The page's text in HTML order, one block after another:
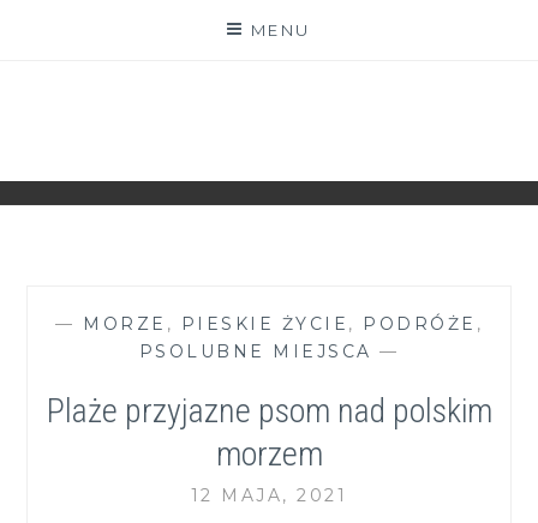
MENU
— MORZE , PIESKIE ŻYCIE , PODRÓŻE ,
PSOLUBNE MIEJSCA —
Plaże przyjazne psom nad polskim
morzem
12 MAJA, 2021